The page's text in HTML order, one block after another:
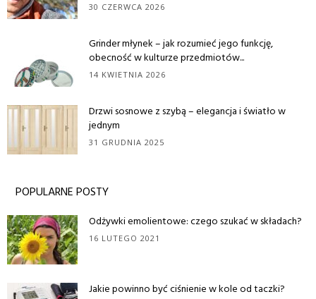
30 CZERWCA 2026
Grinder młynek – jak rozumieć jego funkcję,
obecność w kulturze przedmiotów...
14 KWIETNIA 2026
Drzwi sosnowe z szybą – elegancja i światło w
jednym
31 GRUDNIA 2025
POPULARNE POSTY
Odżywki emolientowe: czego szukać w składach?
16 LUTEGO 2021
Jakie powinno być ciśnienie w kole od taczki?